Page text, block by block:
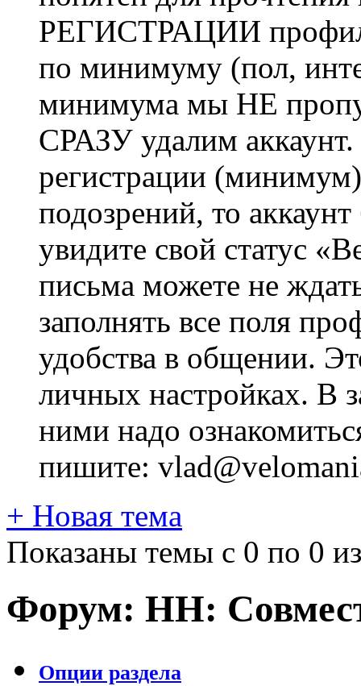
РЕГИСТРАЦИИ профиль
по минимуму (пол,
минимума мы НЕ
СРАЗУ удалим
регистрации
подозрений, то
увидите свой статус
письма можете не
заполнять все поля
удобства в общении.
личных настройках. В
ними надо
пишите:
+ Новая тема
Показаны темы с 0 по 0
Форум: НН:
Опции раздела